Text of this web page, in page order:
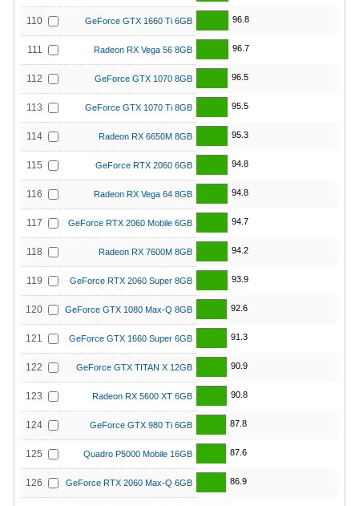
110 GeForce GTX 1660 Ti 6GB 96.8
111 Radeon RX Vega 56 8GB 96.7
112 GeForce GTX 1070 8GB 96.5
113 GeForce GTX 1070 Ti 8GB 95.5
114 Radeon RX 6650M 8GB 95.3
115 GeForce RTX 2060 6GB 94.8
116 Radeon RX Vega 64 8GB 94.8
117 GeForce RTX 2060 Mobile 6GB 94.7
118 Radeon RX 7600M 8GB 94.2
119 GeForce RTX 2060 Super 8GB 93.9
120 GeForce GTX 1080 Max-Q 8GB 92.6
121 GeForce GTX 1660 Super 6GB 91.3
122 GeForce GTX TITAN X 12GB 90.9
123 Radeon RX 5600 XT 6GB 90.8
124 GeForce GTX 980 Ti 6GB 87.8
125 Quadro P5000 Mobile 16GB 87.6
126 GeForce RTX 2060 Max-Q 6GB 86.9